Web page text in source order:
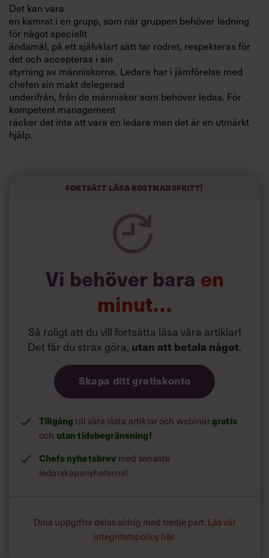
Prenumerera
Kundservice
Villkor och policy för
personuppgiftsbehandling
Sök
efter:
Det kan vara
en kamrat i en grupp, som när gruppen behöver ledning
för något speciellt
ändamål, på ett självklart sätt tar rodret, respekteras för
det och accepteras i sin
styrning av människorna. Ledare har i jämförelse med
chefen sin makt delegerad
underifrån, från de människor som behöver ledas. För
kompetent management
räcker det inte att vara en ledare men det är en utmärkt
hjälp.
som den idealbild det är.
Öppen och utåtriktad
Känslig
Experimentell och tolerant för misstag
Resultatorienterad
Inspirerande
Entusiasmerande
Snabb förståelse för komplexa sammanhang
Varm och medkännande
Modig
Förmåga att locka fram det bästa hos andra
En god lyssnare
Självstark
Om jag (som ledare) har
en fullständigt cynisk människosyn och föraktar
Fortsätt läsa kostnadsfritt!
Vi behöver bara en
minut…
Så roligt att du vill fortsätta läsa våra artiklar!
Det får du strax göra, utan att betala något.
Skapa ditt gratiskonto
Tillgångtill våra låsta artiklar och webinargratis
och utan tidsbegränsning!
Chefs nyhetsbrev med senaste
ledarskapsnyheterna!
Dina uppgifter delas aldrig med tredje part. Läs vår
integritetspolicy här.